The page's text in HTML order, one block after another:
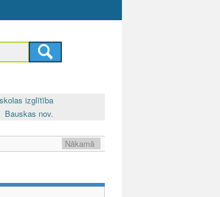
izglītība
Bauskas nov.
Nākamā